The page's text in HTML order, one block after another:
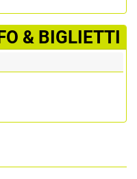
& BIGLIETTI